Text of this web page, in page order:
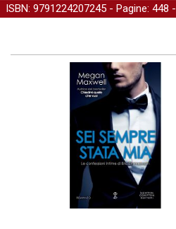
ISBN: 9791224207245 - Pagine: 448 -